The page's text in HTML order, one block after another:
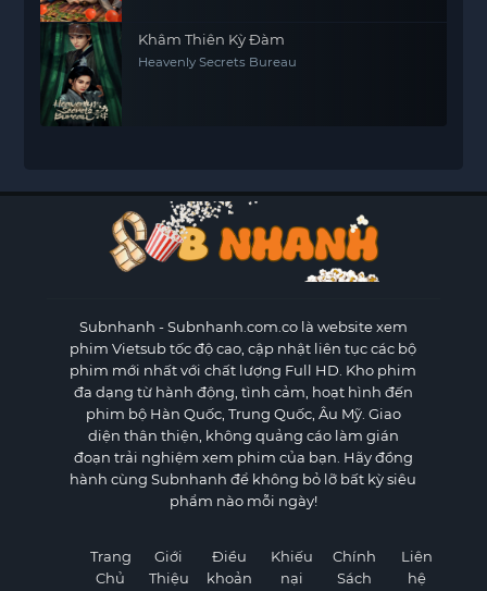
Khâm Thiên Kỳ Đàm
Heavenly Secrets Bureau
Subnhanh - Subnhanh.com.co là website xem
phim Vietsub tốc độ cao, cập nhật liên tục các bộ
phim mới nhất với chất lượng Full HD. Kho phim
đa dạng từ hành động, tình cảm, hoạt hình đến
phim bộ Hàn Quốc, Trung Quốc, Âu Mỹ. Giao
diện thân thiện, không quảng cáo làm gián
đoạn trải nghiệm xem phim của bạn. Hãy đồng
hành cùng Subnhanh để không bỏ lỡ bất kỳ siêu
phẩm nào mỗi ngày!
Trang
Chủ
Giới
Thiệu
Điều
khoản
Khiếu
nại
Chính
Sách
Liên
hệ